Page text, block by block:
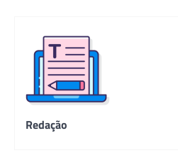
Redação